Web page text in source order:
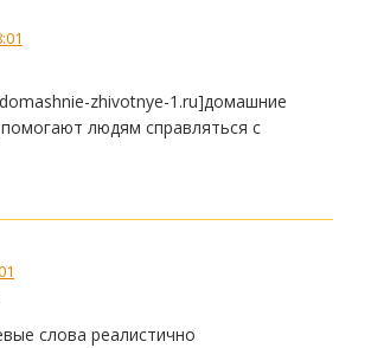
zhivotnye-1.ru]домашние
людям справляться с
слова реалистично